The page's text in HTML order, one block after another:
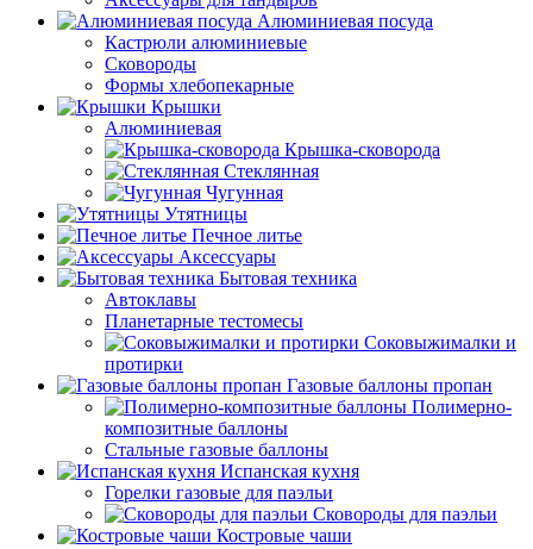
Алюминиевая посуда
Кастрюли алюминиевые
Сковороды
Формы хлебопекарные
Крышки
Алюминиевая
Крышка-сковорода
Стеклянная
Чугунная
Утятницы
Печное литье
Аксессуары
Бытовая техника
Автоклавы
Планетарные тестомесы
Соковыжималки и
протирки
Газовые баллоны пропан
Полимерно-
композитные баллоны
Стальные газовые баллоны
Испанская кухня
Горелки газовые для паэльи
Сковороды для паэльи
Костровые чаши